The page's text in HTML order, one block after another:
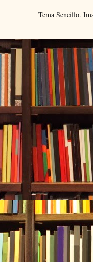
Tema Sencillo.